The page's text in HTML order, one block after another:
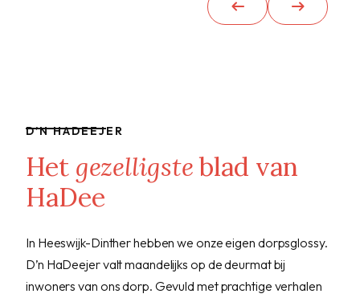
D’N HADEEJER
Het gezelligsteblad van
HaDee
In Heeswijk-Dinther hebben we onze eigen dorpsglossy.
D’n HaDeejer valt maandelijks op de deurmat bij
inwoners van ons dorp. Gevuld met prachtige verhalen